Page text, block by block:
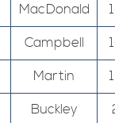
MacDonald
Campbell
Martin
Buckley